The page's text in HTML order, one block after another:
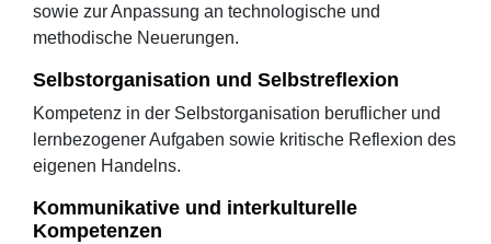
sowie zur Anpassung an technologische und
methodische Neuerungen.
Selbstorganisation und Selbstreflexion
Kompetenz in der Selbstorganisation beruflicher und
lernbezogener Aufgaben sowie kritische Reflexion des
eigenen Handelns.
Kommunikative und interkulturelle
Kompetenzen